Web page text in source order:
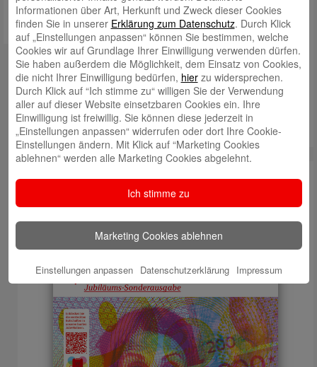
In Kontakt treten:
Webseite: sparkasse-freiburg.de
Telefon: +49 761 215-0
Mail:info@sparkasse-freiburg.de
Lokalist-Kundenmagazin:
Aktuelle Ausgabe
Informationen über Art, Herkunft und Zweck dieser Cookies
finden Sie in unserer Erklärung zum Datenschutz. Durch Klick
auf „Einstellungen anpassen“ können Sie bestimmen, welche
Cookies wir auf Grundlage Ihrer Einwilligung verwenden dürfen.
Sie haben außerdem die Möglichkeit, dem Einsatz von Cookies,
die nicht Ihrer Einwilligung bedürfen, hierzu widersprechen.
Durch Klick auf “Ich stimme zu“ willigen Sie der Verwendung
aller auf dieser Website einsetzbaren Cookies ein. Ihre
Einwilligung ist freiwillig. Sie können diese jederzeit in
„Einstellungen anpassen“ widerrufen oder dort Ihre Cookie-
Einstellungen ändern. Mit Klick auf “Marketing Cookies
ablehnen“ werden alle Marketing Cookies abgelehnt.
Ich stimme zu
Marketing Cookies ablehnen
Einstellungen anpassen Datenschutzerklärung Impressum